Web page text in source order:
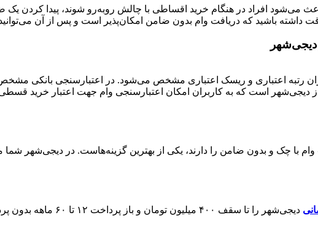
می‌شود افراد در هنگام خرید اقساطی با چالش روبه‌رو شوند، پیدا کردن
داشته باشید که دریافت وام بدون ضامن امکان‌پذیر است و پس از آن می‌توانید
دیجی‌شهر
رتبه اعتباری و ریسک اعتباری مشخص می‌شود. در اعتبارسنجی بانکی مشخص
دیجی‌شهر است که به کاربران امکان اعتبارسنجی وام جهت اعتبار خرید
با چک و بدون ضامن را دارند، یکی از بهترین گزینه‌هاست. در دیجی‌شهر شما
دیجی‌شهر را تا سقف ۴۰۰ میلیون تومان و باز پرداخت ۱۲ تا ۶۰ ماهه بدون